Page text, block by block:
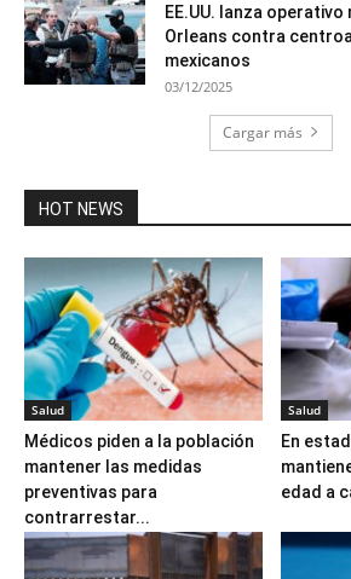
EE.UU. lanza
Orleans contra
mexicanos
03/12/2025
Cargar más
HOT NEWS
Salud
Médicos piden a la población
mantener las medidas
preventivas para
contrarrestar...
Salud
En
edad a